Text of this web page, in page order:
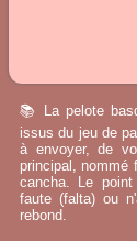
📚 La pelote
issus du jeu de
à envoyer, de
principal, nommé
cancha. Le
faute (falta) ou
rebond.